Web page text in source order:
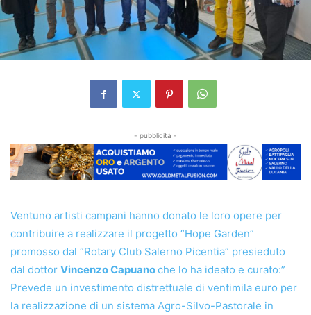
- pubblicità -
Ventuno artisti campani hanno donato le loro opere per
contribuire a realizzare il progetto “Hope Garden”
promosso dal “Rotary Club Salerno Picentia” presieduto
dal dottor Vincenzo Capuanoche lo ha ideato e curato:”
Prevede un investimento distrettuale di ventimila euro per
la realizzazione di un sistema Agro-Silvo-Pastorale in